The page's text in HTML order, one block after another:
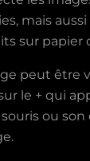
mais
sur papier
peut être
le + qui
ou son